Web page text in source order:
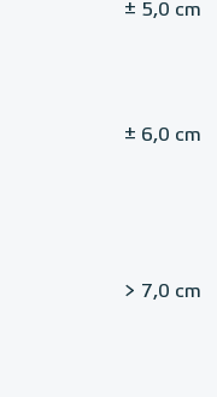
± 5,0 cm
± 6,0 cm
> 7,0 cm